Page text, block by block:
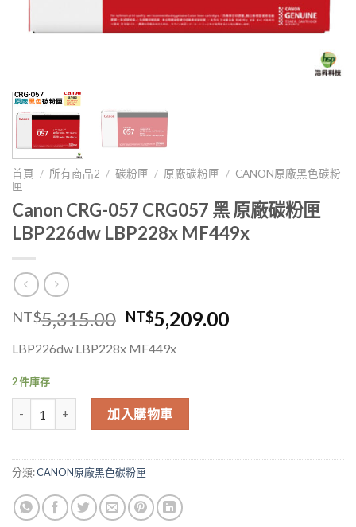
首頁 / 所有商品2 / 碳粉匣 / 原廠碳粉匣 / CANON原廠黑色碳粉
匣
Canon CRG-057 CRG057 黑 原廠碳粉匣
LBP226dw LBP228x MF449x
NT$5,315.00 原
價
NT$5,315.00。
NT$5,209.00目
LBP226dw LBP228x MF449x
2 件庫存
Canon CRG-057 CRG057 黑 原廠碳粉匣 LBP226dw LBP228x
加入購物車
分類:CANON原廠黑色碳粉匣